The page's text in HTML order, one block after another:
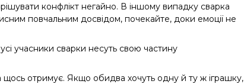
конфлікт негайно. В іншому випадку сварка
повчальним досвідом, почекайте, доки емоції не
учасники сварки несуть свою частину
отримує. Якщо обидва хочуть одну й ту ж іграшку,